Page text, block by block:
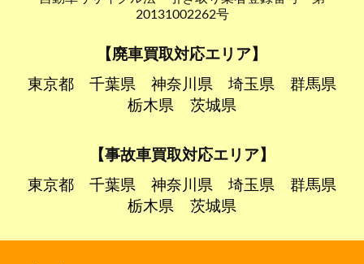
20131002262号
【廃車買取対応エリア】
東京都
千葉県 神奈川県 埼玉県
群馬県
栃木県
茨城県
【事故車買取対応エリア】
東京都
千葉県 神奈川県 埼玉県
群馬県
栃木県
茨城県